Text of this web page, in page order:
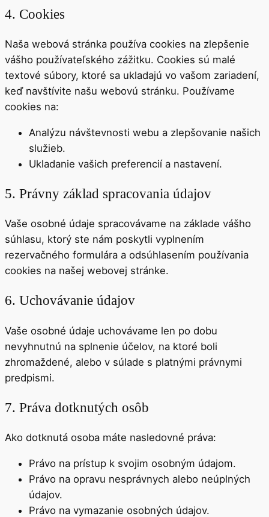
4. Cookies
Naša webová stránka používa cookies na zlepšenie
vášho používateľského zážitku. Cookies sú malé
textové súbory, ktoré sa ukladajú vo vašom zariadení,
keď navštívite našu webovú stránku. Používame
cookies na:
Analýzu návštevnosti webu a zlepšovanie našich
služieb.
Ukladanie vašich preferencií a nastavení.
5. Právny základ spracovania údajov
Vaše osobné údaje spracovávame na základe vášho
súhlasu, ktorý ste nám poskytli vyplnením
rezervačného formulára a odsúhlasením používania
cookies na našej webovej stránke.
6. Uchovávanie údajov
Vaše osobné údaje uchovávame len po dobu
nevyhnutnú na splnenie účelov, na ktoré boli
zhromaždené, alebo v súlade s platnými právnymi
predpismi.
7. Práva dotknutých osôb
Ako dotknutá osoba máte nasledovné práva:
Právo na prístup k svojim osobným údajom.
Právo na opravu nesprávnych alebo neúplných
údajov.
Právo na vymazanie osobných údajov.